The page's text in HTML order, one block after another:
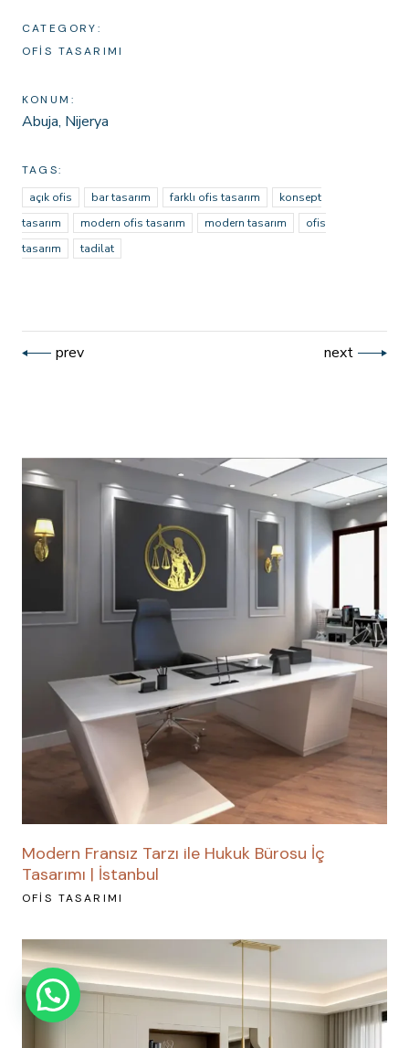
CATEGORY:
OFIS TASARIMI
KONUM:
Abuja, Nijerya
TAGS:
açık ofis
bar tasarım farklı ofis tasarım
konsept
tasarım
modern ofis tasarım modern tasarım
ofis
tasarım
tadilat
prev next
Modern Fransız Tarzı ile Hukuk Bürosu İç
Tasarımı | İstanbul
OFIS TASARIMI